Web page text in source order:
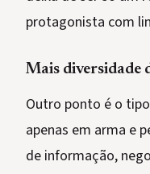
protagonista com
Mais diversidade
Outro ponto é o
apenas em arma e
de informação,